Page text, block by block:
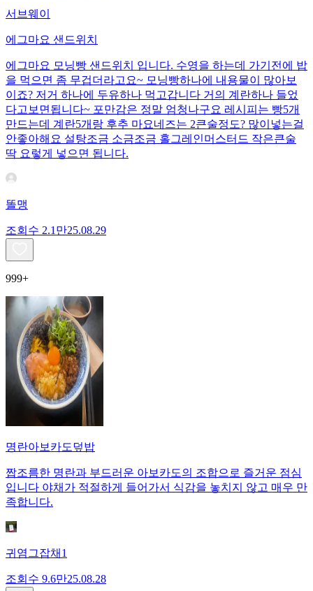
서브웨이
에그마요 샌드위치
에그마요 모닝빵 샌드위치 입니다. 수영을 하는데 가기전에 밥
을 먹으면 좀 무겁더라고요~ 모닝빵하나에 내용물이 많아보
이죠? 저거 하나에 두유하나 먹고갑니다 거의 계란하나 들었
다고보면됩니다~ 포만감은 정말 엄청나구요 레시피는 빵5개
만드는데 계란5개랑 후추 마요네즈는 2큰술정도? 많이넣는걸
안좋아해요 설탕조금 소금조금 홀그레인머스터드 작은큰술
딱 요렇게 넣으면 됩니다.
똘맹
조회수 2.1만25.08.29
999+
명란아보카도덮밥
짭조름한 명란과 부드러운 아보카도의 조합으로 즐거운 점심
입니다 야채가 적절하게 들어가서 식감을 놓치지 않고 매우 만
족합니다.
귀염그잡채1
조회수 9.6만25.08.28